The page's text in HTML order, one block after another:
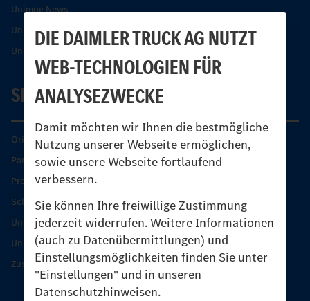
DIE DAIMLER TRUCK AG NUTZT
WEB-TECHNOLOGIEN FÜR
ANALYSEZWECKE
Damit möchten wir Ihnen die bestmögliche
Nutzung unserer Webseite ermöglichen,
sowie unsere Webseite fortlaufend
verbessern.
Sie können Ihre freiwillige Zustimmung
jederzeit widerrufen. Weitere Informationen
(auch zu Datenübermittlungen) und
Einstellungsmöglichkeiten finden Sie unter
"Einstellungen" und in unseren
Datenschutzhinweisen.
Unimog News
Unimog Partner-Portal
Unimog Sicherheit
SERVICE
Original-Teile
Partner finden
Produkt-Highlights
Schutz und Werterhalt
Unimog Serviceangebot
Unimog Servicetage
Zusatzleistungen